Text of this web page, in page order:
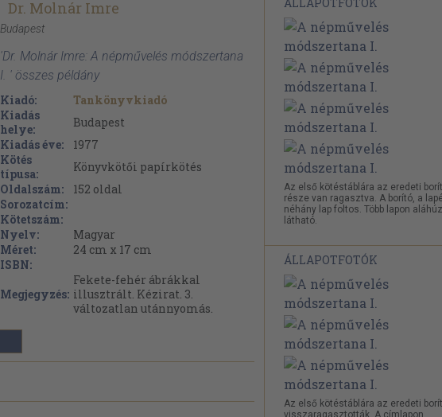
Dr. Molnár Imre
Budapest
'Dr. Molnár Imre: A népművelés módszertana
I. ' összes példány
Kiadó:
Tankönyvkiadó
Kiadás
helye:
Budapest
Kiadás éve:
1977
Kötés
típusa:
Könyvkötői papírkötés
Oldalszám:
152 oldal
Sorozatcím:
Kötetszám:
Nyelv:
Magyar
Méret:
24 cm x 17 cm
ISBN:
Megjegyzés:
Fekete-fehér ábrákkal
illusztrált. Kézirat. 3.
változatlan utánnyomás.
Az első kötéstáblára az eredeti
része van ragasztva. A borító, a
néhány lap foltos. Több lapon
látható.
ÁLLAPOTFOTÓK
Az első kötéstáblára az eredeti
visszaragasztották. A címlapon